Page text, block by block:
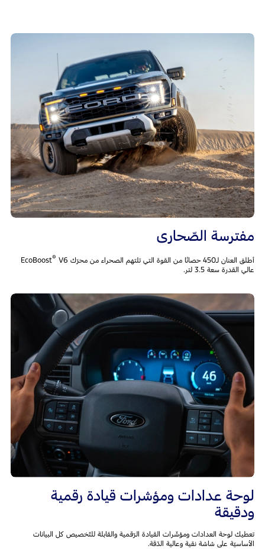
مفترسة الصّحارى
أطلق العنان لـ450 حصانًا من القوة التي تلتهم الصحراء من محرّك EcoBoost ® ‎V6
عالي القدرة سعة 3.5 لتر.
لوحة عدادات ومؤشرات قيادة رقمية
ودقيقة
تعطيك لوحة العدادات ومؤشّرات القيادة الرّقمية والقابلة للتّخصيص كل البيانات
الأساسيّة على شاشة نقية وعالية الدّقة.